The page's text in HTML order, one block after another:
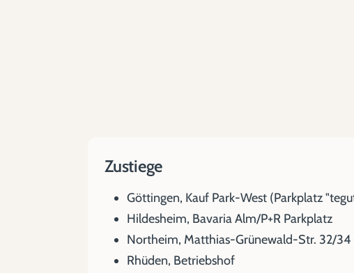
Zustiege
Göttingen, Kauf Park-West (Parkplatz
Hildesheim, Bavaria Alm/P+R Parkplatz
Northeim, Matthias-Grünewald-Str. 32/
Rhüden, Betriebshof